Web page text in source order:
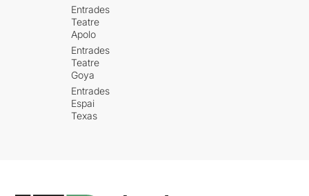
Entrades
Teatre
Apolo
Entrades
Teatre
Goya
Entrades
Espai
Texas